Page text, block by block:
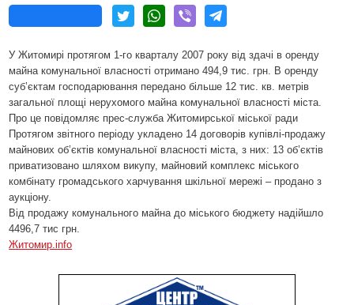
У Житомирі протягом 1-го кварталу 2007 року від здачі в оренду
майна комунальної власності отримано 494,9 тис. грн. В оренду
суб’єктам господарювання передано більше 12 тис. кв. метрів
загальної площі нерухомого майна комунальної власності міста.
Про це повідомляє прес-служба Житомирської міської ради
Протягом звітного періоду укладено 14 договорів купівлі-продажу
майнових об’єктів комунальної власності міста, з них: 13 об’єктів
приватизовано шляхом викупу, майновий комплекс міського
комбінату громадського харчування шкільної мережі – продано з
аукціону.
Від продажу комунального майна до міського бюджету надійшло
4496,7 тис грн.
Житомир.info